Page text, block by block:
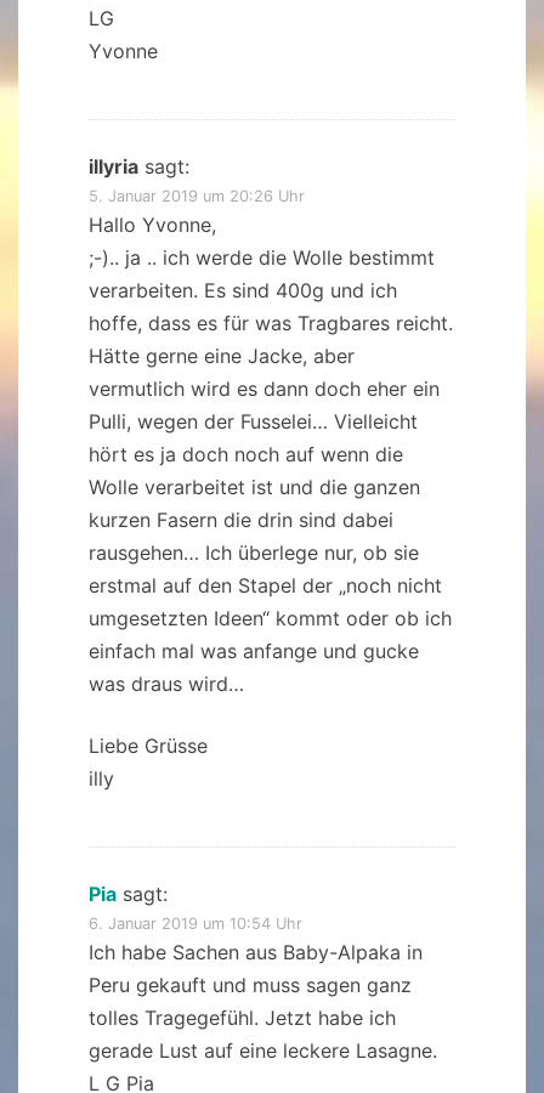
LG
Yvonne
illyria sagt:
5. Januar 2019 um 20:26 Uhr
Hallo Yvonne,
;-).. ja .. ich werde die Wolle bestimmt
verarbeiten. Es sind 400g und ich
hoffe, dass es für was Tragbares reicht.
Hätte gerne eine Jacke, aber
vermutlich wird es dann doch eher ein
Pulli, wegen der Fusselei… Vielleicht
hört es ja doch noch auf wenn die
Wolle verarbeitet ist und die ganzen
kurzen Fasern die drin sind dabei
rausgehen… Ich überlege nur, ob sie
erstmal auf den Stapel der „noch nicht
umgesetzten Ideen“ kommt oder ob ich
einfach mal was anfange und gucke
was draus wird…
Liebe Grüsse
illy
Pia sagt:
6. Januar 2019 um 10:54 Uhr
Ich habe Sachen aus Baby-Alpaka in
Peru gekauft und muss sagen ganz
tolles Tragegefühl. Jetzt habe ich
gerade Lust auf eine leckere Lasagne.
L G Pia